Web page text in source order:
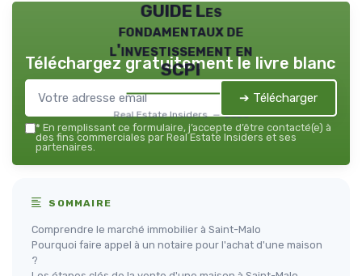
GUIDE Les
fondamentaux de
l'investissement en
SCPI
Real Estate Insiders — 2026
Téléchargez gratuitement le livre blanc
➔ Télécharger
* En remplissant ce formulaire, j’accepte d’être contacté(e) à
des fins commerciales par Real Estate Insiders et ses
partenaires.
SOMMAIRE
Comprendre le marché immobilier à Saint-Malo
Pourquoi faire appel à un notaire pour l'achat d'une maison
?